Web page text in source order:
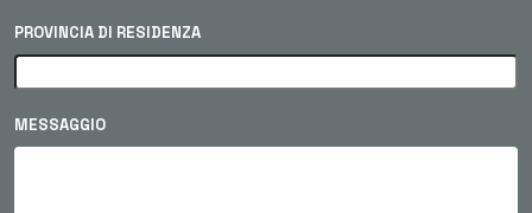
PROVINCIA DI RESIDENZA
MESSAGGIO